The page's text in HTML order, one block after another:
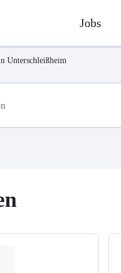
Jobs
Unterschleißheim